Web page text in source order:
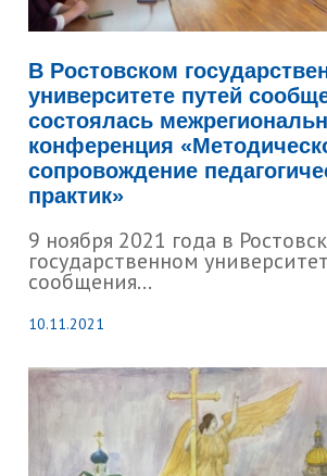
В Ростовском
университете путей
состоялась
конференция
сопровождение
практик»
9 ноября 2021 года в
государственном
сообщения...
10.11.2021